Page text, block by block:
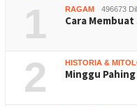
1 RAGAM 496673
Cara
2 HISTORIA &
Minggu